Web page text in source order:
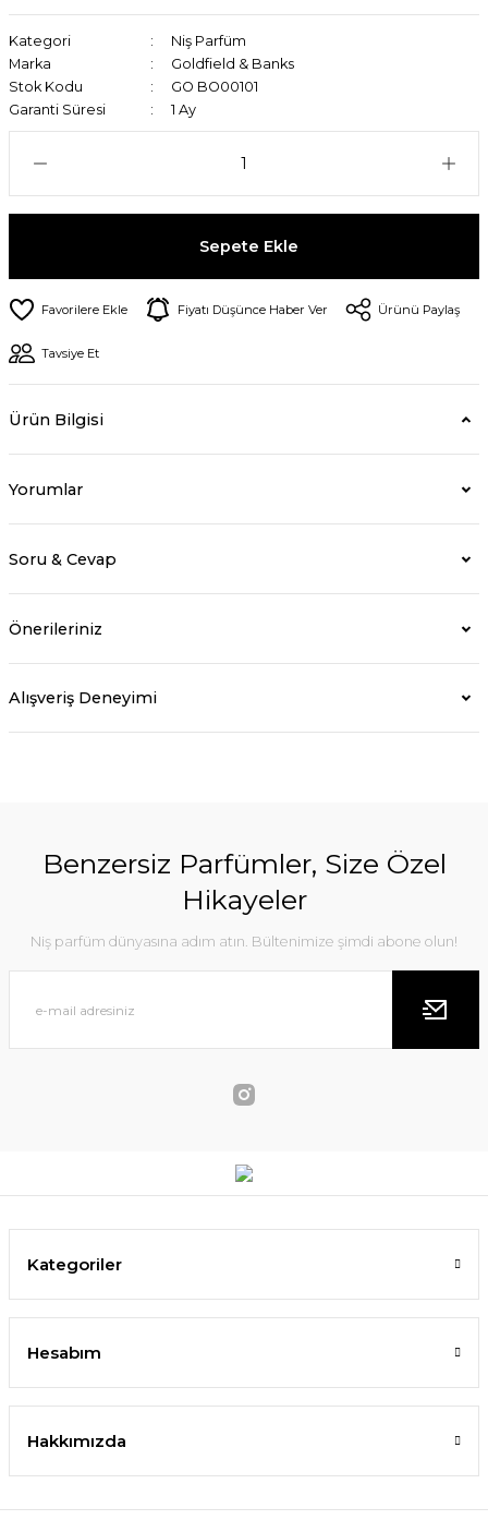
Kategori
Niş Parfüm
Marka
Goldfield & Banks
Stok Kodu
GO BO00101
Garanti Süresi
1 Ay
Sepete Ekle
Fiyatı Düşünce Haber Ver Ürünü Paylaş
Tavsiye Et
Ürün Bilgisi
Yorumlar
Soru & Cevap
Önerileriniz
Alışveriş Deneyimi
Benzersiz Parfümler, Size Özel
Hikayeler
Niş parfüm dünyasına adım atın. Bültenimize şimdi abone olun!
Kategoriler
Hesabım
Hakkımızda